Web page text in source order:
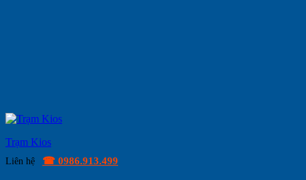
Trạm Kios
Liên hệ ☎ 0986.913.499